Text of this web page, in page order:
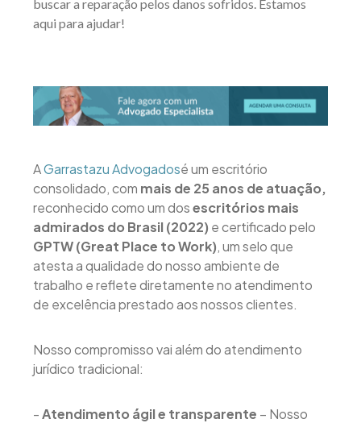
buscar a reparação pelos danos sofridos. Estamos
aqui para ajudar!
AGarrastazu Advogadosé um escritório
consolidado, com mais de 25 anos de atuação,
reconhecido como um dosescritórios mais
admirados do Brasil (2022) e certificado pelo
GPTW (Great Place to Work), um selo que
atesta a qualidade do nosso ambiente de
trabalho e reflete diretamente no atendimento
de excelência prestado aos nossos clientes.
Nosso compromisso vai além do atendimento
jurídico tradicional:
-Atendimento ágil e transparente – Nosso